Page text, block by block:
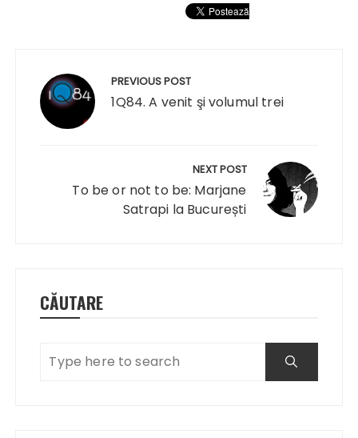
articole
PREVIOUS POST
1Q84. A venit şi volumul trei
NEXT POST
To be or not to be: Marjane
Satrapi la București
CĂUTARE